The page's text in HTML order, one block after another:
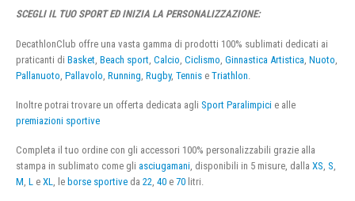
SCEGLI IL TUO SPORT ED INIZIA LA PERSONALIZZAZIONE:
DecathlonClub offre una vasta gamma di prodotti 100% sublimati dedicati ai
praticanti di Basket Beach sport Calcio Ciclismo Ginnastica Artistica Nuoto
Pallanuoto Pallavolo Running Rugby, Tennis e Triathlon
Inoltre potrai trovare un offerta dedicata agli Sport Paralimpici e alle
premiazioni sportive
Completa il tuo ordine con gli accessori 100% personalizzabili grazie alla
stampa in sublimato come gli asciugamani, disponibili in 5 misure, dalla XS, S,
M, L e XL, le borse sportive da 22, 40 e 70 litri.